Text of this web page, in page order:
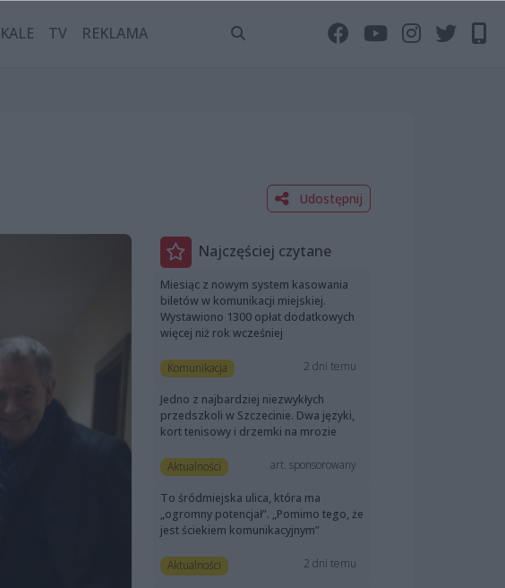
TV REKLAMA
Udostępnij
Najczęściej czytane
Miesiąc z nowym system kasowania
biletów w komunikacji miejskiej.
Wystawiono 1300 opłat dodatkowych
więcej niż rok wcześniej
Komunikacja 2 dni temu
Jedno z najbardziej niezwykłych
przedszkoli w Szczecinie. Dwa języki,
kort tenisowy i drzemki na mrozie
Aktualności art. sponsorowany
To śródmiejska ulica, która ma
„ogromny potencjał”. „Pomimo tego, że
jest ściekiem komunikacyjnym”
Aktualności 2 dni temu